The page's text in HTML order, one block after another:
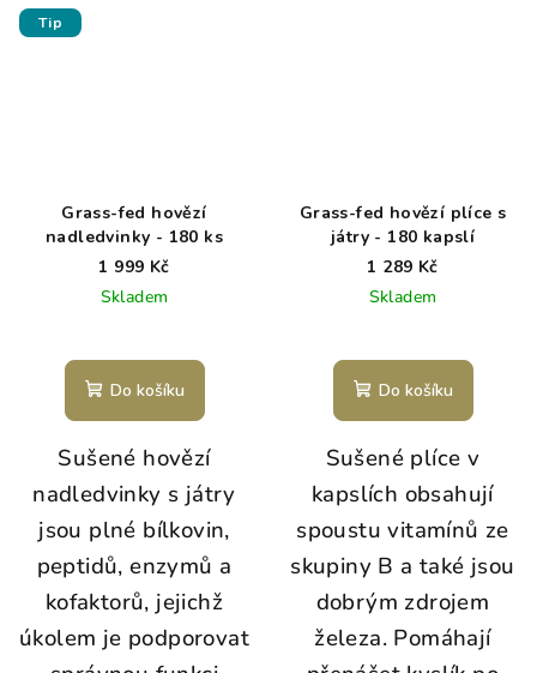
Tip
Grass-fed hovězí
nadledvinky - 180 ks
1 999 Kč
Skladem
Do košíku
Sušené hovězí
nadledvinky s játry
jsou plné bílkovin,
peptidů, enzymů a
kofaktorů, jejichž
úkolem je podporovat
Grass-fed hovězí plíce s
játry - 180 kapslí
1 289 Kč
Skladem
Do košíku
Sušené plíce v
kapslích obsahují
spoustu vitamínů ze
skupiny B a také jsou
dobrým zdrojem
železa. Pomáhají